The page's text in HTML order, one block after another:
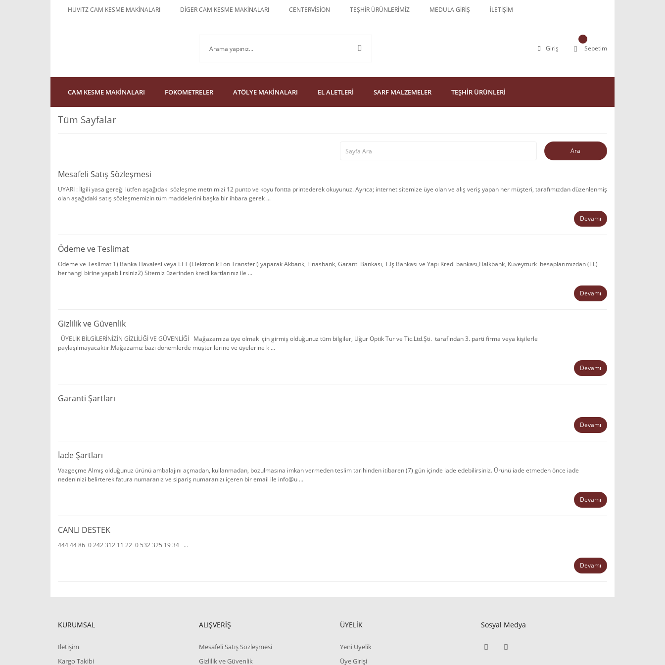
HUVITZ CAM KESME MAKİNALARI DİGER CAM KESME MAKİNALARI CENTERVİSİON TEŞHİR ÜRÜNLERİMİZ MEDULA GİRİŞ İLETİŞİM
Giriş Sepetim
CAM KESME MAKİNALARI FOKOMETRELER ATÖLYE MAKİNALARI EL ALETLERİ SARF MALZEMELER TEŞHİR ÜRÜNLERİ
Tüm Sayfalar
Mesafeli Satış Sözleşmesi
UYARI : İlgili yasa gereği lütfen aşağıdaki sözleşme metnimizi 12 punto ve koyu fontta printederek okuyunuz. Ayrıca; internet sitemize üye olan ve alış veriş yapan her müşteri, tarafımızdan düzenlenmiş
olan aşağıdaki satış sözleşmemizin tüm maddelerini başka bir ihbara gerek ...
Devamı
Ödeme ve Teslimat
Ödeme ve Teslimat 1) Banka Havalesi veya EFT (Elektronik Fon Transferi) yaparak Akbank, Finasbank, Garanti Bankası, T.İş Bankası ve Yapı Kredi bankası,Halkbank, Kuveytturk hesaplarımızdan (TL)
herhangi birine yapabilirsiniz2) Sitemiz üzerinden kredi kartlarınız ile ...
Devamı
Gizlilik ve Güvenlik
ÜYELİK BİLGİLERİNİZİN GİZLİLİĞİ VE GÜVENLİĞİ Mağazamıza üye olmak için girmiş olduğunuz tüm bilgiler, Uğur Optik Tur ve Tic.Ltd.Şti. tarafından 3. parti firma veya kişilerle
paylaşılmayacaktır.Mağazamız bazı dönemlerde müşterilerine ve üyelerine k ...
Devamı
Garanti Şartları
Devamı
İade Şartları
Vazgeçme Almış olduğunuz ürünü ambalajını açmadan, kullanmadan, bozulmasına imkan vermeden teslim tarihinden itibaren (7) gün içinde iade edebilirsiniz. Ürünü iade etmeden önce iade
nedeninizi belirterek fatura numaranız ve sipariş numaranızı içeren bir email ile info@u ...
Devamı
CANLI DESTEK
444 44 86 0 242 312 11 22 0 532 325 19 34 ...
Devamı
KURUMSAL
İletişim
Kargo Takibi
ALIŞVERİŞ
Mesafeli Satış Sözleşmesi
Gizlilik ve Güvenlik
ÜYELİK
Yeni Üyelik
Üye Girişi
Sosyal Medya